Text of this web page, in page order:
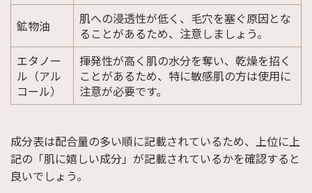
鉱物油
肌への浸透性が低く、毛穴を塞ぐ原因とな
ることがあるため、注意しましょう。
エタノー
ル（アル
コール）
揮発性が高く肌の水分を奪い、乾燥を招く
ことがあるため、特に敏感肌の方は使用に
注意が必要です。
成分表は配合量の多い順に記載されているため、上位に上
記の「肌に嬉しい成分」が記載されているかを確認すると
良いでしょう。